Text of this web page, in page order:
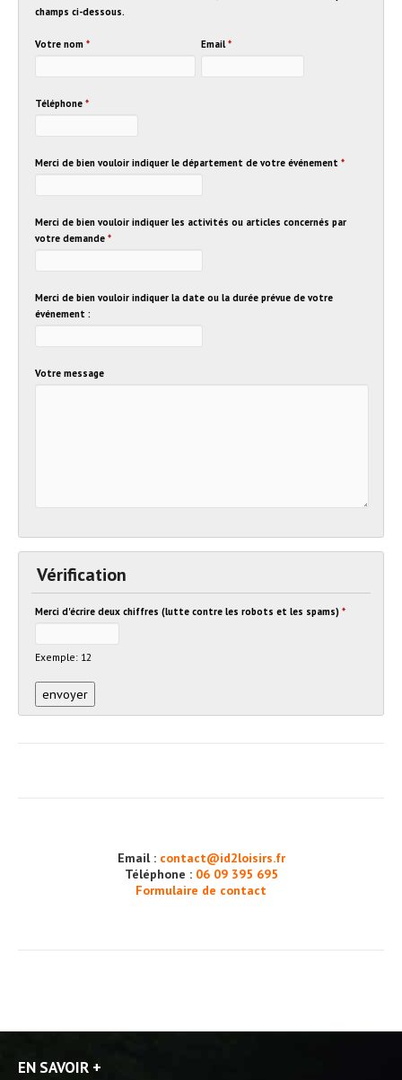
champs ci-dessous.
Votre nom * Email*
Téléphone *
Merci de bien vouloir indiquer le département de votre événement *
Merci de bien vouloir indiquer les activités ou articles concernés par
votre demande *
Merci de bien vouloir indiquer la date ou la durée prévue de votre
événement :
Votre message
Vérification
Merci d'écrire deux chiffres (lutte contre les robots et les spams) *
Exemple: 12
Email : contact@id2loisirs.fr
Téléphone : 06 09 395 695
Formulaire de contact
EN SAVOIR +